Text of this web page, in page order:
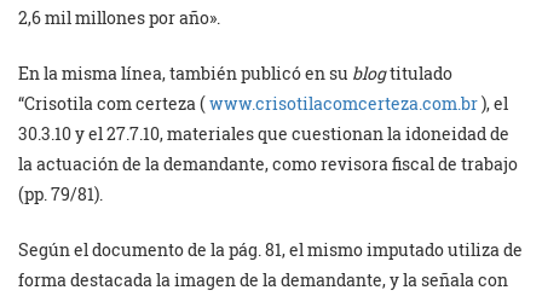
2,6 mil millones por año».
En la misma línea, también publicó en su blogtitulado
“Crisotila com certeza (www.crisotilacomcerteza.com.br), el
30.3.10 y el 27.7.10, materiales que cuestionan la idoneidad de
la actuación de la demandante, como revisora fiscal de trabajo
(pp. 79/81).
Según el documento de la pág. 81, el mismo imputado utiliza de
forma destacada la imagen de la demandante, y la señala con